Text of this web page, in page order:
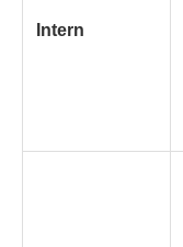
Intern